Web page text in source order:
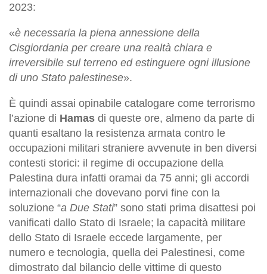
2023:
«è necessaria la piena annessione della
Cisgiordania per creare una realtà chiara e
irreversibile sul terreno ed estinguere ogni illusione
di uno Stato palestinese».
È quindi assai opinabile catalogare come terrorismo
l’azione di Hamas di queste ore, almeno da parte di
quanti esaltano la resistenza armata contro le
occupazioni militari straniere avvenute in ben diversi
contesti storici: il regime di occupazione della
Palestina dura infatti oramai da 75 anni; gli accordi
internazionali che dovevano porvi fine con la
soluzione “a Due Stati” sono stati prima disattesi poi
vanificati dallo Stato di Israele; la capacità militare
dello Stato di Israele eccede largamente, per
numero e tecnologia, quella dei Palestinesi, come
dimostrato dal bilancio delle vittime di questo